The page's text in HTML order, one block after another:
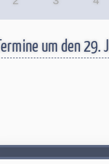
Termine um den 29.